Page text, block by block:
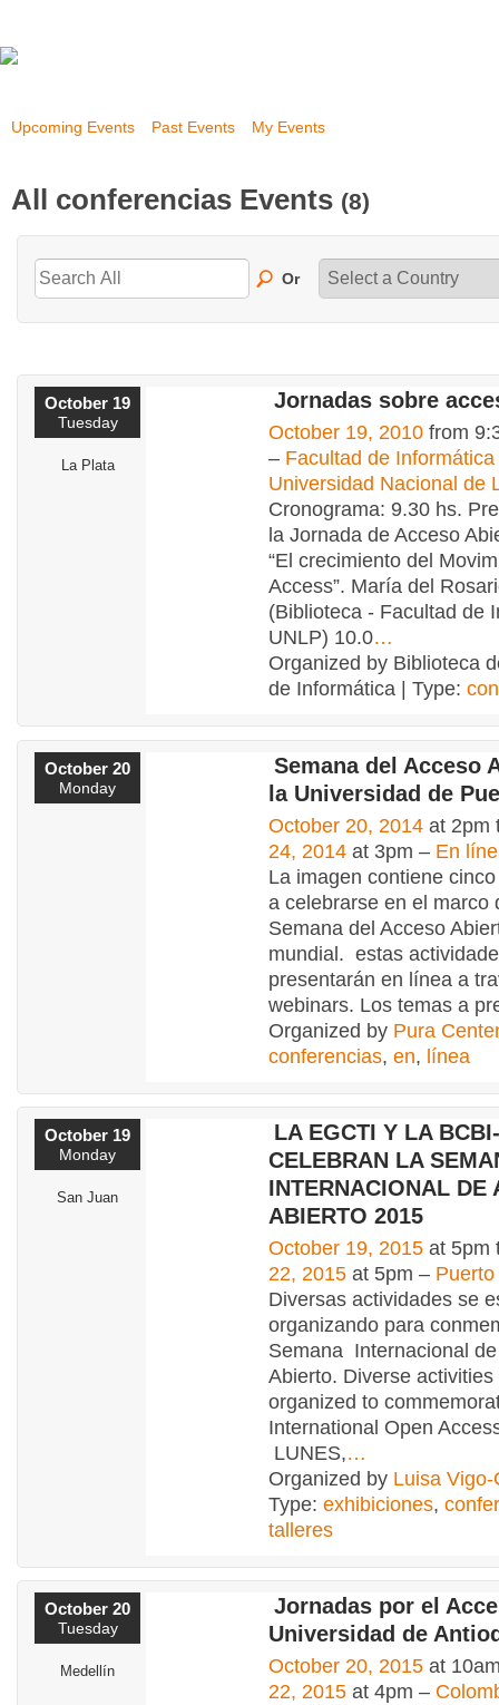
Upcoming Events Past Events My Events
All conferencias Events (8)
Or
October 19
Tuesday
La Plata
Jornadas sobre
October 19, 2010 from
– Facultad de Informática
Universidad Nacional de
Cronograma: 9.30 hs.
la Jornada de Acceso
“El crecimiento del
Access”. María del
(Biblioteca - Facultad de
UNLP) 10.0…
Organized by Biblioteca
de Informática | Type:
October 20
Monday
Semana del Acceso
la Universidad de
October 20, 2014 at 2pm
24, 2014 at 3pm – En
La imagen contiene
a celebrarse en el marco
Semana del Acceso
mundial. estas
presentarán en línea a
webinars. Los temas a
Organized by Pura
conferencias, en, línea
October 19
Monday
San Juan
LA EGCTI Y LA
CELEBRAN LA
INTERNACIONAL DE
ABIERTO 2015
October 19, 2015 at 5pm
22, 2015 at 5pm –
Diversas actividades se
organizando para
Semana Internacional
Abierto. Diverse activities
organized to
International Open
LUNES,…
Organized by Luisa Vigo-
Type: exhibiciones,
talleres
October 20
Tuesday
Medellín
Jornadas por el
Universidad de
October 20, 2015 at
22, 2015 at 4pm –